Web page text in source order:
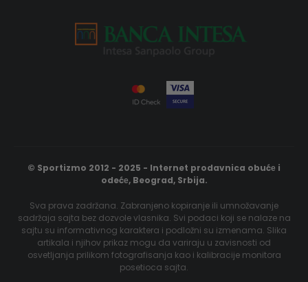
© Sportizmo 2012 - 2025 - Internet prodavnica obućе i
odećе, Beograd, Srbija.
Sva prava zadržana. Zabranjeno kopiranje ili umnožavanje
sadržaja sajta bez dozvole vlasnika. Svi podaci koji se nalaze na
sajtu su informativnog karaktera i podložni su izmenama. Slika
artikala i njihov prikaz mogu da variraju u zavisnosti od
osvetljanja prilikom fotografisanja kao i kalibracije monitora
posetioca sajta.